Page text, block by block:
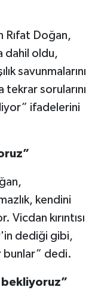
Rıfat Doğan,
dahil oldu,
savunmalarını
tekrar sorularını
ifadelerini
kendini
kırıntısı
dediği gibi,
bunlar” dedi.
bekliyoruz”